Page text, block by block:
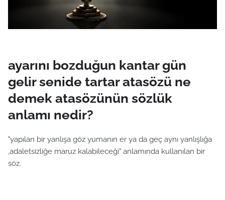
ayarını bozduğun kantar gün
gelir senide tartar atasözü ne
demek atasözünün sözlük
anlamı nedir?
"yapılan bir yanlışa göz yumanın er ya da geç aynı yanlışlığa
,adaletsizliğe maruz kalabileceği" anlamında kullanılan bir
söz.